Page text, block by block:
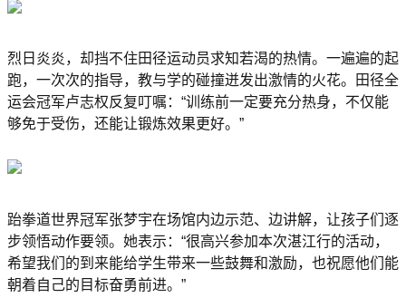
烈日炎炎，却挡不住田径运动员求知若渴的热情。一遍遍的起
跑，一次次的指导，教与学的碰撞迸发出激情的火花。田径全
运会冠军卢志权反复叮嘱：“训练前一定要充分热身，不仅能
够免于受伤，还能让锻炼效果更好。”
跆拳道世界冠军张梦宇在场馆内边示范、边讲解，让孩子们逐
步领悟动作要领。她表示：“很高兴参加本次湛江行的活动，
希望我们的到来能给学生带来一些鼓舞和激励，也祝愿他们能
朝着自己的目标奋勇前进。”